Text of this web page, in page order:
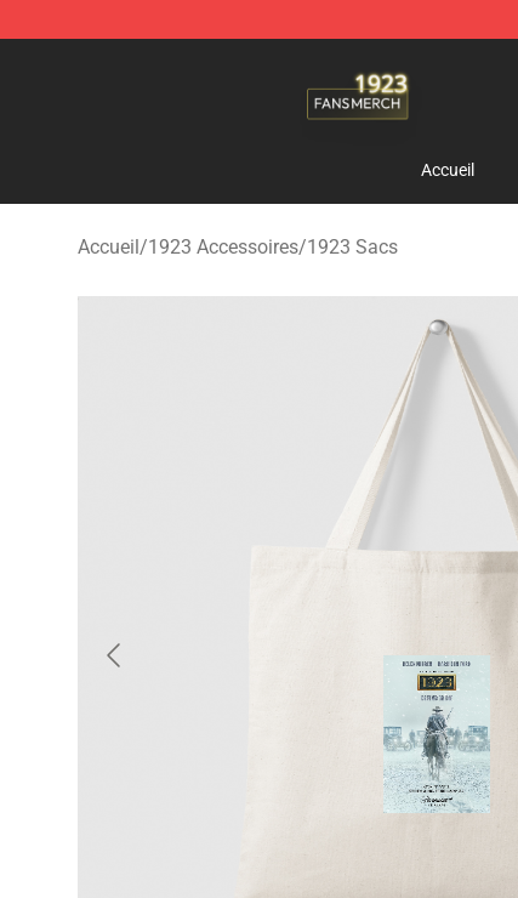
Accueil
Accueil/1923 Accessoires/1923 Sacs